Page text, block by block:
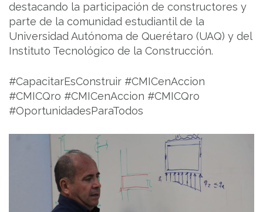
destacando la participación de constructores y
parte de la comunidad estudiantil de la
Universidad Autónoma de Querétaro (UAQ) y del
Instituto Tecnológico de la Construcción.
#CapacitarEsConstruir #CMICenAccion
#CMICQro #CMICenAccion #CMICQro
#OportunidadesParaTodos